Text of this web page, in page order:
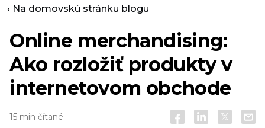
‹ Na domovskú stránku blogu
Online merchandising:
Ako rozložiť produkty v
internetovom obchode
15 min čítané